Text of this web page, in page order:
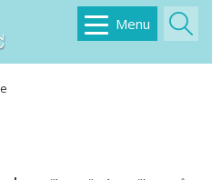
Menu